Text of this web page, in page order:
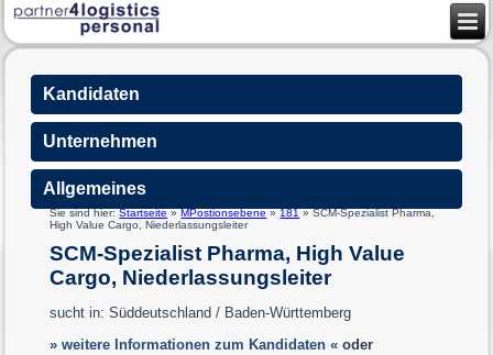
Kandidaten
Unternehmen
Allgemeines
Sie sind hier:Startseite » MPostionsebene »181 »SCM-Spezialist Pharma,
High Value Cargo, Niederlassungsleiter
SCM-Spezialist Pharma, High Value
Cargo, Niederlassungsleiter
sucht in: Süddeutschland / Baden-Württemberg
» weitere Informationen zum Kandidaten « oder